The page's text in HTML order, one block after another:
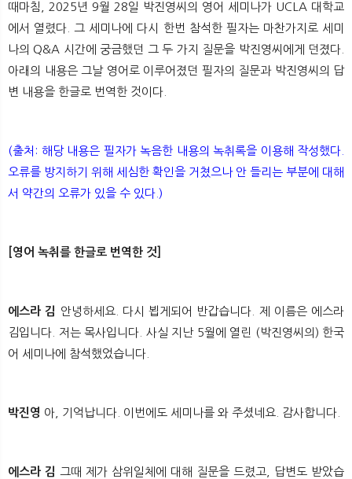
때마침, 2025년 9월 28일 박진영씨의 영어 세미나가 UCLA 대학교
에서 열렸다. 그 세미나에 다시 한번 참석한 필자는 마찬가지로 세미
나의 Q&A 시간에 궁금했던 그 두 가지 질문을 박진영씨에게 던졌다.
아래의 내용은 그날 영어로 이루어졌던 필자의 질문과 박진영씨의 답
변 내용을 한글로 번역한 것이다.
(출처: 해당 내용은 필자가 녹음한 내용의 녹취록을 이용해 작성했다.
오류를 방지하기 위해 세심한 확인을 거쳤으나 안 들리는 부분에 대해
서 약간의 오류가 있을 수 있다.)
[영어 녹취를 한글로 번역한 것]
에스라 김 안녕하세요. 다시 뵙게되어 반갑습니다. 제 이름은 에스라
김입니다. 저는 목사입니다. 사실 지난 5월에 열린 (박진영씨의) 한국
어 세미나에 참석했었습니다.
박진영 아, 기억납니다. 이번에도 세미나를 와 주셨네요. 감사합니다.
에스라 김 그때 제가 삼위일체에 대해 질문을 드렸고, 답변도 받았습